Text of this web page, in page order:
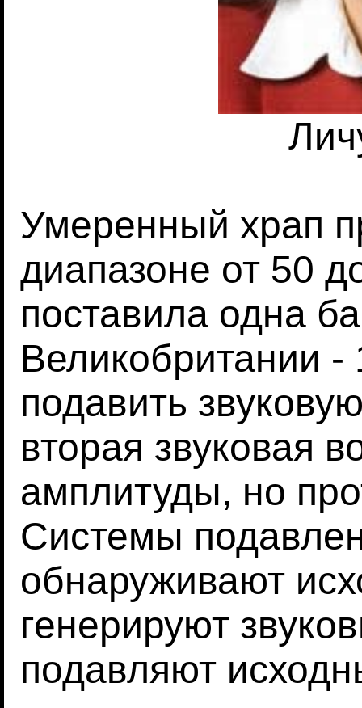
Умеренный храп
диапазоне от 50
поставила одна
Великобритании
подавить
вторая звуковая
амплитуды, но
Системы
обнаруживают
генерируют
подавляют